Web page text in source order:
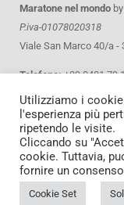
Maratone nel mondoby
P.iva-01078020318
Viale San Marco 40/a -
Telefono:+39 0481 79
WhatsApp
+39 371 42
Email:
Privacy & Cookie policy
Condizioni Generali di
© Copyright 2026 | Maratone
Utilizziamo i
l'esperienza più
ripetendo le visite.
Cliccando su
cookie. Tuttavia,
fornire un
Cookie Set